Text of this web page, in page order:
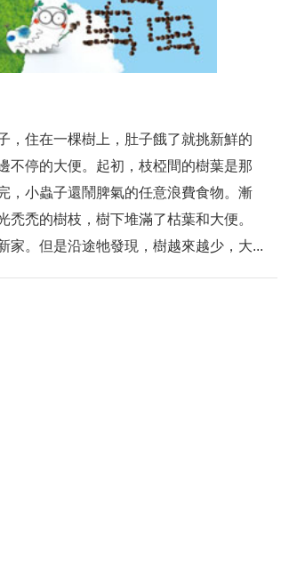
，住在一棵樹上，肚子餓了就挑新鮮的
不停的大便。起初，枝椏間的樹葉是那
，小蟲子還鬧脾氣的任意浪費食物。漸
禿禿的樹枝，樹下堆滿了枯葉和大便。
家。但是沿途牠發現，樹越來越少，大...